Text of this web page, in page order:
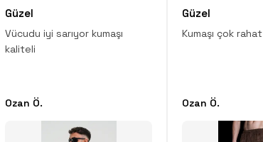
Güzel
Vücudu iyi sarıyor kumaşı
kaliteli
Ozan Ö.
Güzel
Kumaşı çok rahat
Ozan Ö.